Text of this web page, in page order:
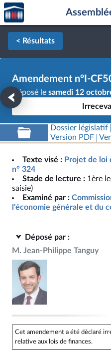
Aller au contenu
Aller en bas de la page
Accèder
à la
page
d'accueil
< Résultats
Amendement n°I-
Déposé le samedi 12
Dossier législatif
Version PDF
Texte visé : Projet de loi
n° 324
Stade de lecture : 1ère
saisie)
Examiné par :
l'économie générale et du
Déposé par :
M. Jean-Philippe Tanguy
Cet amendement a été déclaré
relative aux lois de finances.